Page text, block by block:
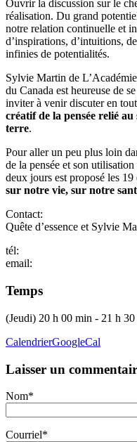
Ouvrir la discussion sur le
réalisation. Du grand
notre relation continuelle et
d’inspirations, d’intuitions,
infinies de potentialités.
Sylvie Martin de
du Canada est heureuse de
inviter à venir discuter en
créatif de la pensée relié
terre.
Pour aller un peu plus loin
de la pensée et son
deux jours est proposé les 19
sur notre vie, sur notre
Contact:
Quête d’essence et Sylvie
tél:
email:
Temps
(Jeudi) 20 h 00 min - 21 h 30
CalendrierGoogleCal
Laisser un
Nom*
Courriel*